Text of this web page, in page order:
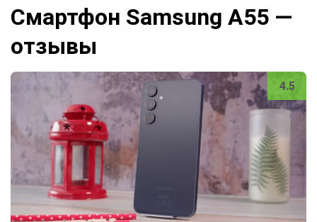
Смартфон Samsung A55 —
отзывы
4.5